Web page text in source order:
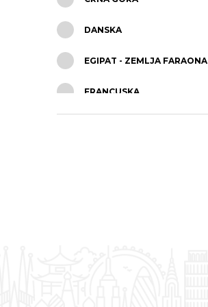
DANSKA
EGIPAT - ZEMLJA FARAONA
FRANCUSKA